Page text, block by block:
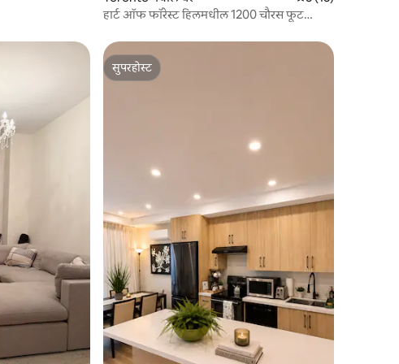
हार्ट ऑफ फॉरेस्ट हिलमधील 1200 चौरस फूट
सुपरहोस्ट
सुपरहोस्ट